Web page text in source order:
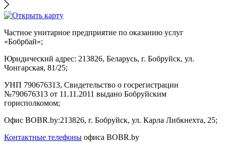
Частное унитарное предприятие по оказанию услуг
«Бобрбай»;
Юридический адрес: 213826, Беларусь, г. Бобруйск, ул.
Чонгарская, 81/25;
УНП 790676313, Свидетельство о госрегистрации
№790676313 от 11.11.2011 выдано Бобруйским
горисполкомом;
Офис BOBR.by:213826, г. Бобруйск, ул. Карла Либкнехта, 25;
Контактные телефоны офиса BOBR.by